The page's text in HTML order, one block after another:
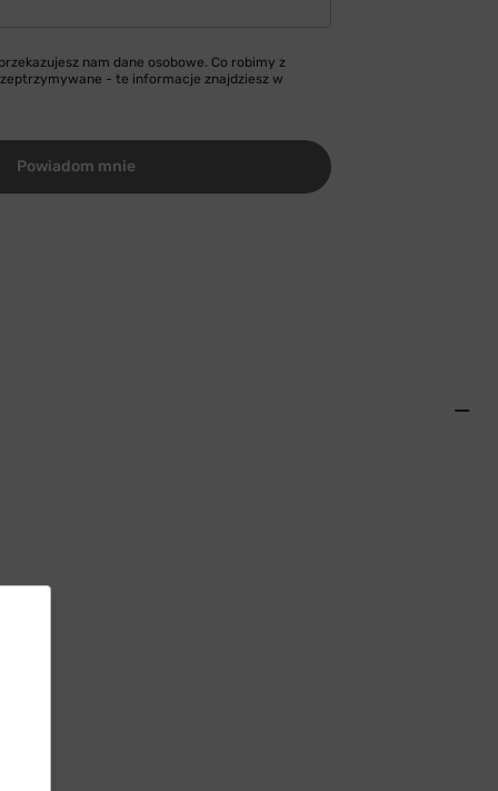
nam dane osobowe. Co robimy z
- te informacje znajdziesz w
Powiadom mnie